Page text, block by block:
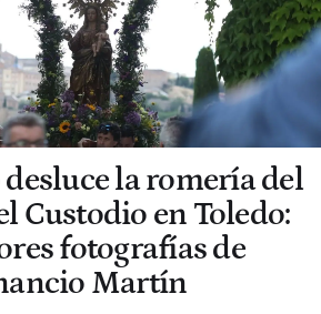
la romería del
Custodio en Toledo:
fotografías de
Martín